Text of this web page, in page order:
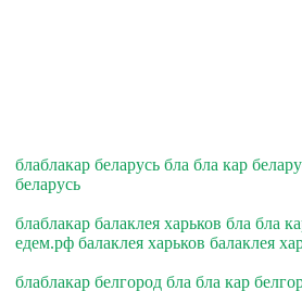
блаблакар беларусь бла бла кар
беларусь
блаблакар балаклея харьков бла бла
едем.рф балаклея харьков балаклея
блаблакар белгород бла бла кар